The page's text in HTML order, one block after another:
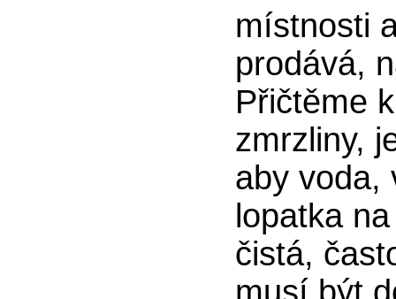
místnosti
prodává,
Přičtěme
zmrzliny,
aby voda,
lopatka
čistá,